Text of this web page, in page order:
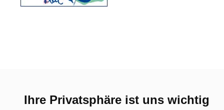
Ihre Privatsphäre ist uns wichtig